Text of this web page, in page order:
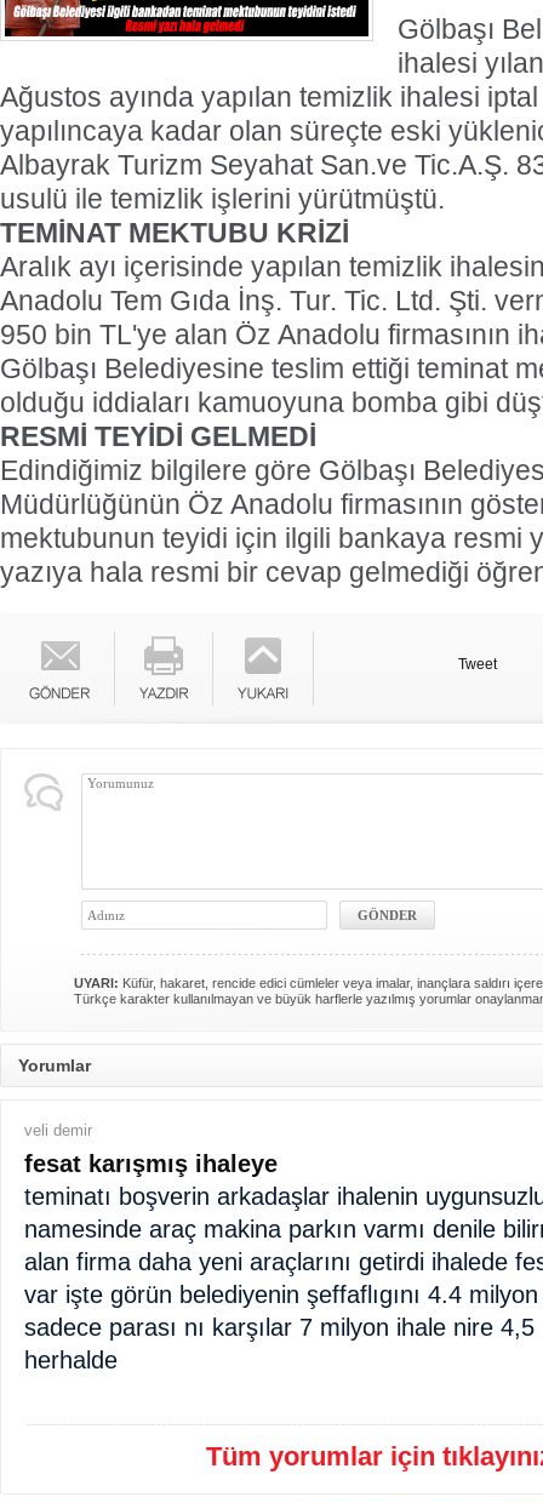
Gölbaşı
ihalesi
Ağustos ayında yapılan temizlik ihalesi
yapılıncaya kadar olan süreçte eski
Albayrak Turizm Seyahat San.ve Tic.A.Ş.
usulü ile temizlik işlerini yürütmüştü.
TEMİNAT MEKTUBU KRİZİ
Aralık ayı içerisinde yapılan temizlik
Anadolu Tem Gıda İnş. Tur. Tic. Ltd. Şti.
950 bin TL'ye alan Öz Anadolu firmasının
Gölbaşı Belediyesine teslim ettiği teminat
olduğu iddiaları kamuoyuna bomba gibi
RESMİ TEYİDİ GELMEDİ
Edindiğimiz bilgilere göre Gölbaşı
Müdürlüğünün Öz Anadolu firmasının
mektubunun teyidi için ilgili bankaya resmi
yazıya hala resmi bir cevap gelmediği
Tweet
UYARI: Küfür, hakaret, rencide edici cümleler veya imalar, inançlara saldırı
Türkçe karakter kullanılmayan ve büyük harflerle yazılmış yorumlar
Yorumlar
veli demir
fesat karışmış ihaleye
teminatı boşverin arkadaşlar ihalenin
namesinde araç makina parkın varmı denile
alan firma daha yeni araçlarını getirdi ihalede
var işte görün belediyenin şeffaflıgını 4.4
sadece parası nı karşılar 7 milyon ihale nire 4,5
herhalde
Tüm yorumlar için